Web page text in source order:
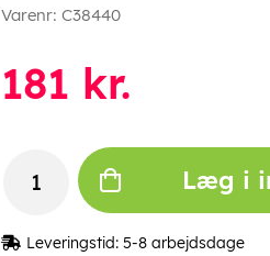
Varenr: C38440
181 kr.
Læg i
Leveringstid: 5-8 arbejdsdage